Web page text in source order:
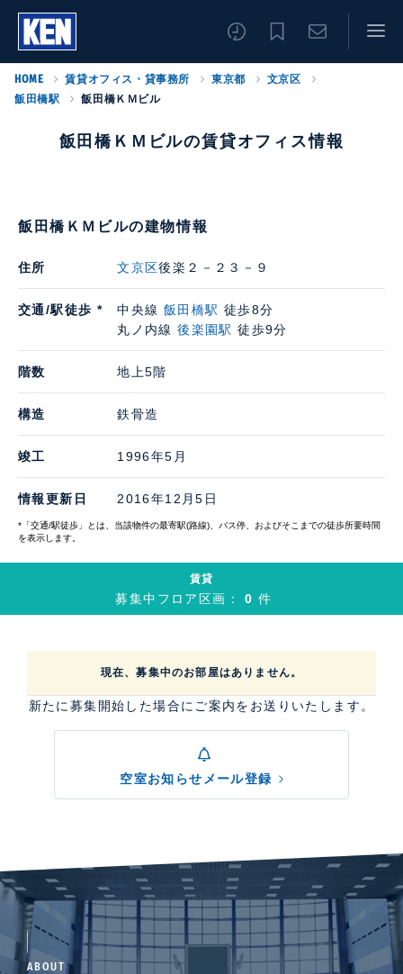
HOME 賃貸オフィス・貸事務所 東京都
文京区
飯田橋駅
飯田橋ＫＭビル
飯田橋ＫＭビルの賃貸オフィス情報
飯田橋ＫＭビルの建物情報
住所 文京区後楽２－２３－９
交通/駅徒歩 * 中央線 飯田橋駅 徒歩8分
丸ノ内線後楽園駅 徒歩9分
階数 地上5階
構造 鉄骨造
竣工 1996年5月
情報更新日 2016年12月5日
*「交通/駅徒歩」とは、当該物件の最寄駅(路線)、バス停、およびそこまでの徒歩所要時間
を表示します。
賃貸
募集中フロア区画：0件
現在、募集中のお部屋はありません。
新たに募集開始した場合にご案内をお送りいたします。
空室お知らせメール登録
ABOUT